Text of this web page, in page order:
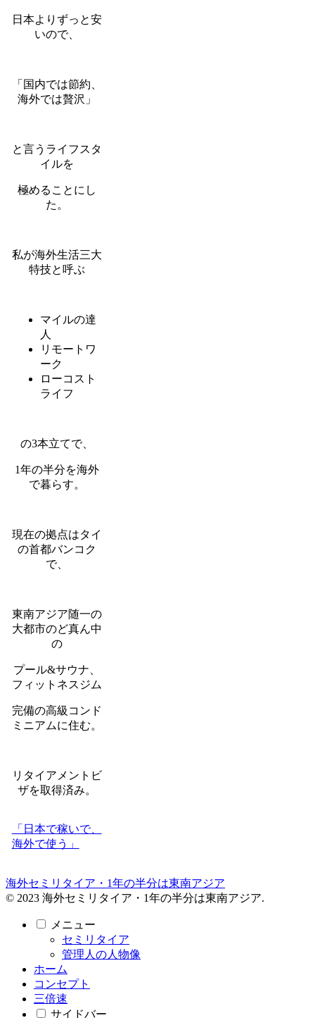
日本よりずっと安
いので、
「国内では節約、
海外では贅沢」
と言うライフスタ
イルを
極めることにし
た。
私が海外生活三大
特技と呼ぶ
マイルの達
人
リモートワ
ーク
ローコスト
ライフ
の3本立てで、
1年の半分を海外
で暮らす。
現在の拠点はタイ
の首都バンコク
で、
東南アジア随一の
大都市のど真ん中
の
プール&サウナ、
フィットネスジム
完備の高級コンド
ミニアムに住む。
リタイアメントビ
ザを取得済み。
「日本で稼いで、
海外で使う」
海外セミリタイア・1年の半分は東南アジア
© 2023 海外セミリタイア・1年の半分は東南アジア.
メニュー
セミリタイア
管理人の人物像
ホーム
コンセプト
三倍速
サイドバー